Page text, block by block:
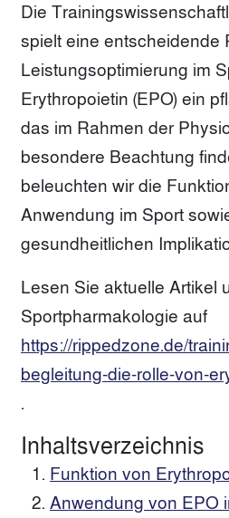
Die
spielt eine entscheidende
Leistungsoptimierung im
Erythropoietin (EPO) ein
das im Rahmen der
besondere Beachtung
beleuchten wir die
Anwendung im Sport
gesundheitlichen
Lesen Sie aktuelle Artikel
Sportpharmakologie auf
https://rippedzone.de/
begleitung-die-rolle-von-
.
Inhaltsverzeichnis
Funktion von
Anwendung von EPO